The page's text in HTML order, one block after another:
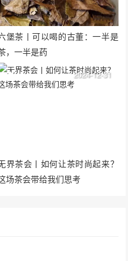
堡茶丨可以喝的古董：一半是
，一半是药
界茶会丨如何让茶时尚起来？
场茶会带给我们思考
2024-12-31